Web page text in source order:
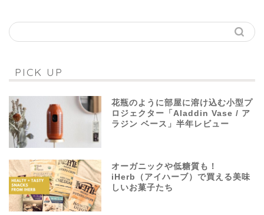
PICK UP
花瓶のように部屋に溶け込む小型プ
ロジェクター「Aladdin Vase / ア
ラジン ベース」半年レビュー
オーガニックや低糖質も！
iHerb（アイハーブ）で買える美味
しいお菓子たち